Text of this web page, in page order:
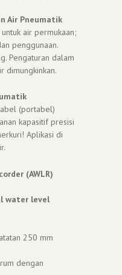
Air Pneumatik
air permukaan;
penggunaan.
Pengaturan dalam
dimungkinkan.
(portabel)
kapasitif presisi
Aplikasi di
(AWLR)
water level
250 mm
dengan